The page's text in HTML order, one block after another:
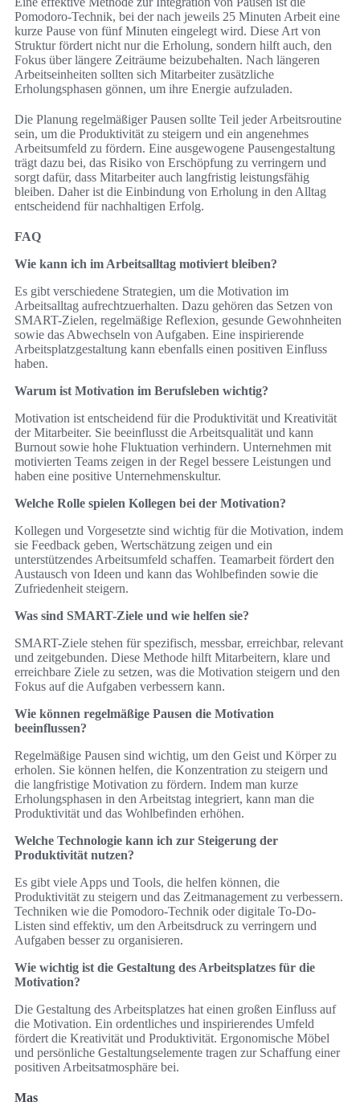
Pomodoro-Technik, bei der nach jeweils 25 Minuten Arbeit eine
kurze Pause von fünf Minuten eingelegt wird. Diese Art von
Struktur fördert nicht nur die Erholung, sondern hilft auch, den
Fokus über längere Zeiträume beizubehalten. Nach längeren
Arbeitseinheiten sollten sich Mitarbeiter zusätzliche
Erholungsphasen gönnen, um ihre Energie aufzuladen.
Die Planung regelmäßiger Pausen sollte Teil jeder Arbeitsroutine
sein, um die Produktivität zu steigern und ein angenehmes
Arbeitsumfeld zu fördern. Eine ausgewogene Pausengestaltung
trägt dazu bei, das Risiko von Erschöpfung zu verringern und
sorgt dafür, dass Mitarbeiter auch langfristig leistungsfähig
bleiben. Daher ist die Einbindung von Erholung in den Alltag
entscheidend für nachhaltigen Erfolg.
FAQ
Wie kann ich im Arbeitsalltag motiviert bleiben?
Es gibt verschiedene Strategien, um die Motivation im
Arbeitsalltag aufrechtzuerhalten. Dazu gehören das Setzen von
SMART-Zielen, regelmäßige Reflexion, gesunde Gewohnheiten
sowie das Abwechseln von Aufgaben. Eine inspirierende
Arbeitsplatzgestaltung kann ebenfalls einen positiven Einfluss
haben.
Warum ist Motivation im Berufsleben wichtig?
Motivation ist entscheidend für die Produktivität und Kreativität
der Mitarbeiter. Sie beeinflusst die Arbeitsqualität und kann
Burnout sowie hohe Fluktuation verhindern. Unternehmen mit
motivierten Teams zeigen in der Regel bessere Leistungen und
haben eine positive Unternehmenskultur.
Welche Rolle spielen Kollegen bei der Motivation?
Kollegen und Vorgesetzte sind wichtig für die Motivation, indem
sie Feedback geben, Wertschätzung zeigen und ein
unterstützendes Arbeitsumfeld schaffen. Teamarbeit fördert den
Austausch von Ideen und kann das Wohlbefinden sowie die
Zufriedenheit steigern.
Was sind SMART-Ziele und wie helfen sie?
SMART-Ziele stehen für spezifisch, messbar, erreichbar, relevant
und zeitgebunden. Diese Methode hilft Mitarbeitern, klare und
erreichbare Ziele zu setzen, was die Motivation steigern und den
Fokus auf die Aufgaben verbessern kann.
Wie können regelmäßige Pausen die Motivation
beeinflussen?
Regelmäßige Pausen sind wichtig, um den Geist und Körper zu
erholen. Sie können helfen, die Konzentration zu steigern und
die langfristige Motivation zu fördern. Indem man kurze
Erholungsphasen in den Arbeitstag integriert, kann man die
Produktivität und das Wohlbefinden erhöhen.
Welche Technologie kann ich zur Steigerung der
Produktivität nutzen?
Es gibt viele Apps und Tools, die helfen können, die
Produktivität zu steigern und das Zeitmanagement zu verbessern.
Techniken wie die Pomodoro-Technik oder digitale To-Do-
Listen sind effektiv, um den Arbeitsdruck zu verringern und
Aufgaben besser zu organisieren.
Wie wichtig ist die Gestaltung des Arbeitsplatzes für die
Motivation?
Die Gestaltung des Arbeitsplatzes hat einen großen Einfluss auf
die Motivation. Ein ordentliches und inspirierendes Umfeld
fördert die Kreativität und Produktivität. Ergonomische Möbel
und persönliche Gestaltungselemente tragen zur Schaffung einer
positiven Arbeitsatmosphäre bei.
Mas